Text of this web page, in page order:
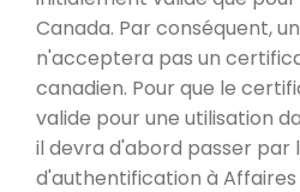
Canada. Par conséquent,
n'acceptera pas un
canadien. Pour que le
valide pour une utilisation
il devra d'abord passer par
d'authentification à